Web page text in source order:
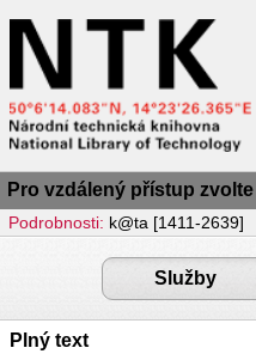
Pro vzdálený přístup
Podrobnosti: k@ta [1411-2639]
Služby
Plný text